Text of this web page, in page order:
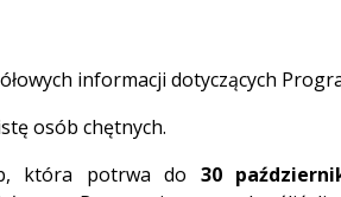
informacji dotyczących
osób chętnych.
która potrwa do 30